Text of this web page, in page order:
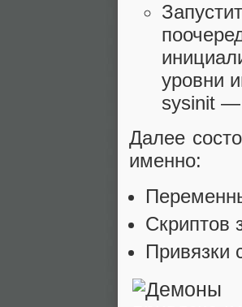
уровни
sysinit
Далее
именно:
Скриптов
Привязки